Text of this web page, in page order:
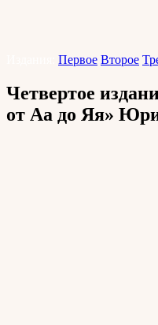
Первое Второе
Четвертое
от Аа до Яя»